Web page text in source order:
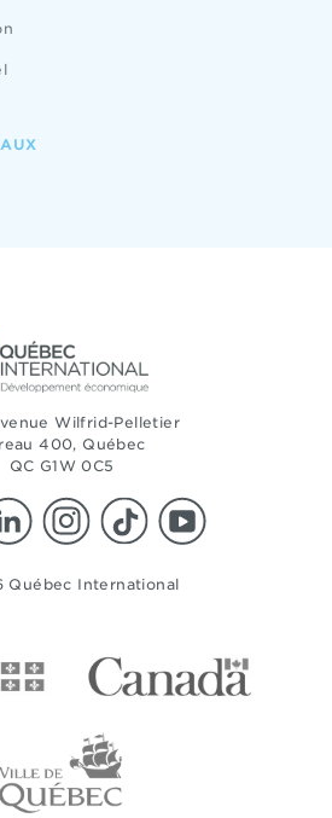
Wilfrid-Pelletier
400, Québec
QC G1W 0C5
Québec International